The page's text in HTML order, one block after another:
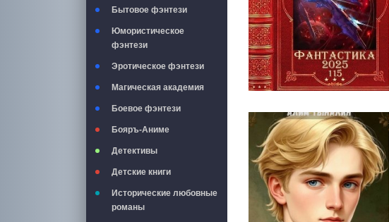
Бытовое фэнтези
Юмористическое
фэнтези
Эротическое фэнтези
Магическая академия
Боевое фэнтези
Бояръ-Аниме
Детективы
Детские книги
Исторические любовные
романы